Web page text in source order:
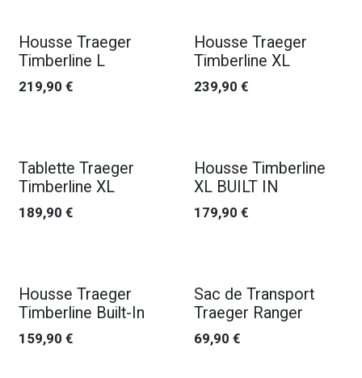
Housse Traeger
Timberline L
219,90 €
Housse Traeger
Timberline XL
239,90 €
Tablette Traeger
Timberline XL
189,90 €
Housse Timberline
XL BUILT IN
179,90 €
Housse Traeger
Timberline Built-In
159,90 €
Sac de Transport
Traeger Ranger
69,90 €